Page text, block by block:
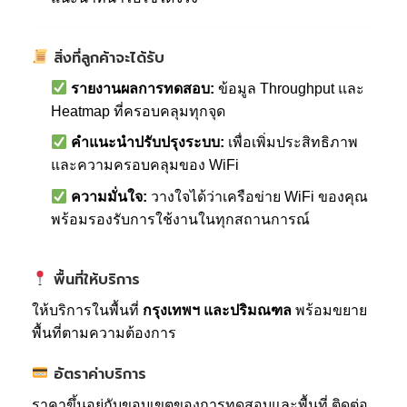
สิ่งที่ลูกค้าจะได้รับ
รายงานผลการทดสอบ: ข้อมูล Throughput และ
Heatmap ที่ครอบคลุมทุกจุด
คำแนะนำปรับปรุงระบบ: เพื่อเพิ่มประสิทธิภาพ
และความครอบคลุมของ WiFi
ความมั่นใจ: วางใจได้ว่าเครือข่าย WiFi ของคุณ
พร้อมรองรับการใช้งานในทุกสถานการณ์
พื้นที่ให้บริการ
ให้บริการในพื้นที่ กรุงเทพฯ และปริมณฑล พร้อมขยาย
พื้นที่ตามความต้องการ
อัตราค่าบริการ